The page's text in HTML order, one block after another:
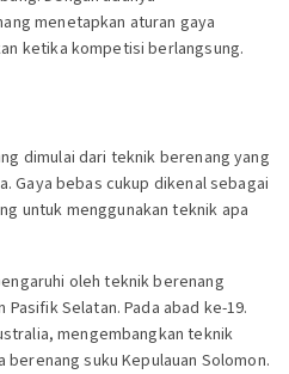
menetapkan aturan gaya
ketika kompetisi berlangsung.
dimulai dari teknik berenang yang
Gaya bebas cukup dikenal sebagai
untuk menggunakan teknik apa
oleh teknik berenang
Selatan. Pada abad ke-19.
mengembangkan teknik
suku Kepulauan Solomon.